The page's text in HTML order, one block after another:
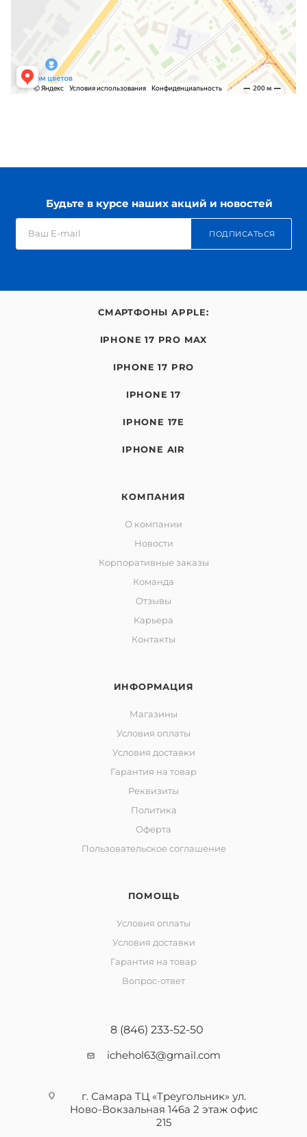
Будьте в курсе наших акций и новостей
ПОДПИСАТЬСЯ
СМАРТФОНЫ APPLE:
IPHONE 17 PRO MAX
IPHONE 17 PRO
IPHONE 17
IPHONE 17E
IPHONE AIR
КОМПАНИЯ
О компании
Новости
Корпоративные заказы
Команда
Отзывы
Карьера
Контакты
ИНФОРМАЦИЯ
Магазины
Условия оплаты
Условия доставки
Гарантия на товар
Реквизиты
Политика
Оферта
Пользовательское соглашение
ПОМОЩЬ
Условия оплаты
Условия доставки
Гарантия на товар
Вопрос-ответ
8 (846) 233-52-50
ichehol63@gmail.com
г. Самара ТЦ «Треугольник» ул.
Ново-Вокзальная 146а 2 этаж офис
215